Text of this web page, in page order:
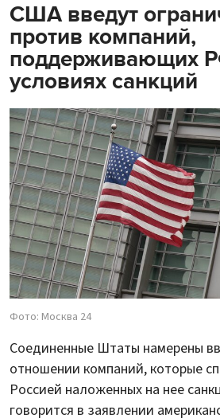
США введут
против компаний,
поддерживающих
условиях санкций
Фото: Москва 24
Соединенные Штаты намерены
отношении компаний, которые
Россией наложенных на нее
говорится в заявлении